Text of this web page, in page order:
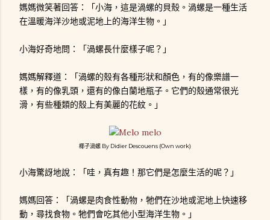
媽媽微笑著回答：「小海，這是渦螺的貝殼。渦螺是一種生活
在溫暖海洋沙地或泥地上的海洋生物。」
小海好奇地問：「渦螺長什麼樣子呢？」
媽媽解釋道：「渦螺的殼有各種形狀和顏色，有的像樂譜一
樣，有的像乳頭，還有的像白蘭地瓶子。它們的殼通常很光
滑，有些種類的殼上有美麗的花紋。」
椰子渦螺 By Didier Descouens (Own work)
小海驚訝地說：「哇，真有趣！那它們是怎麼生活的呢？」
媽媽回答：「渦螺是肉食性動物，牠們在沙地或泥地上快速移
動，尋找食物。牠們會吃其他小型海洋生物。」